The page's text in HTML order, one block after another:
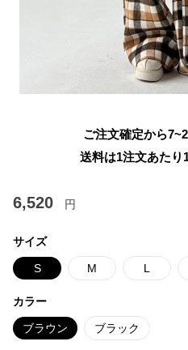
ご注文確定から
送料は1注文あたり
6,520 円
サイズ
S M L
カラー
ブラウン ブラック